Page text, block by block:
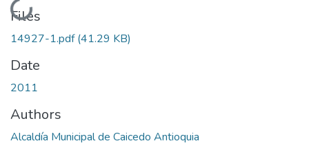
Loading...
Files
14927-1.pdf(41.29 KB)
Date
2011
Authors
Alcaldía Municipal de Caicedo Antioquia